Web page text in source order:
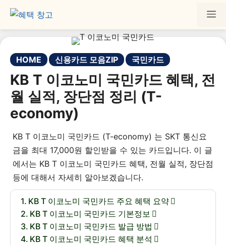
HOME 신용카드 모음ZIP 국민카드
KB T 이코노미 국민카드 혜택, 전
월 실적, 장단점 정리 (T-
economy)
KB T 이코노미 국민카드 (T-economy) 는 SKT 통신요
금을 최대 17,000원 할인받을 수 있는 카드입니다. 이 글
에서는 KB T 이코노미 국민카드 혜택, 전월 실적, 장단점
등에 대해서 자세히 알아보겠습니다.
KB T 이코노미 국민카드 주요 혜택 요약
KB T 이코노미 국민카드 기본정보
KB T 이코노미 국민카드 발급 방법
KB T 이코노미 국민카드 혜택 분석